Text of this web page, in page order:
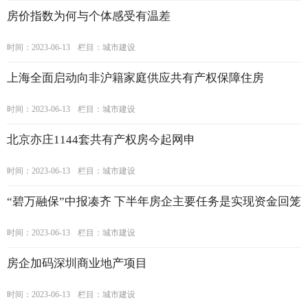
房价指数为何与个体感受有温差
时间：2023-06-13 栏目： 城市建设
上海全面启动向非沪籍家庭供应共有产权保障住房
时间：2023-06-13 栏目： 城市建设
北京亦庄1144套共有产权房今起网申
时间：2023-06-13 栏目： 城市建设
“碧万融保”中报凑齐 下半年房企主要任务是实现资金回笼
时间：2023-06-13 栏目： 城市建设
房企加码深圳商业地产项目
时间：2023-06-13 栏目： 城市建设